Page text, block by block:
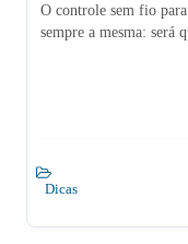
O controle sem fio
sempre a mesma: será
Dicas